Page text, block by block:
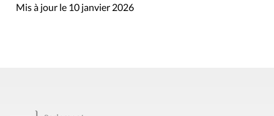
Mis à jour le 10 janvier 2026